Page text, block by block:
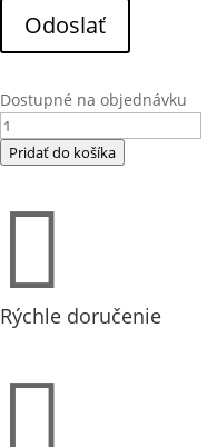
Odoslať
Dostupné na objednávku
množstvo
BFT
filter
(204215)
Pridať do košíka

Rýchle doručenie
